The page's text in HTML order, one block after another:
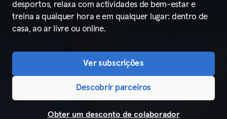
desportos, relaxa com actividades de bem-estar e
treina a qualquer hora e em qualquer lugar: dentro de
casa, ao ar livre ou online.
Ver subscrições
Descobrir parceiros
Obter um desconto de colaborador